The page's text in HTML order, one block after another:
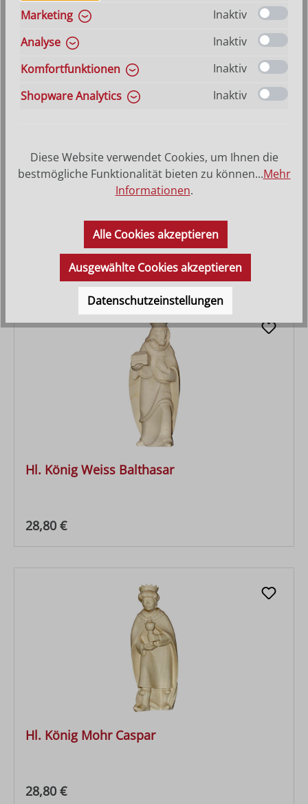
Regulärer Preis:
Hl. König Weiss Balthasar
Regulärer Preis:
28,80 €
Hl. König Mohr Caspar
Regulärer Preis:
28,80 €
Marketing
Inaktiv
Analyse
Inaktiv
Komfortfunktionen
Inaktiv
Shopware Analytics
Inaktiv
Diese Website verwendet Cookies, um Ihnen die
bestmögliche Funktionalität bieten zu können...Mehr
Informationen.
Alle Cookies akzeptieren
Ausgewählte Cookies akzeptieren
Datenschutzeinstellungen